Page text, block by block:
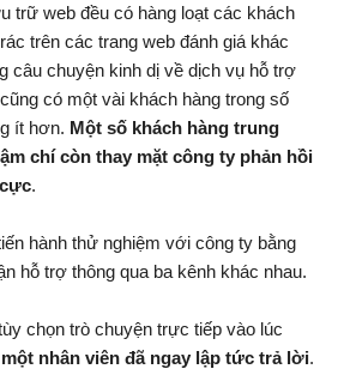
trữ web đều có hàng loạt các khách
trên các trang web đánh giá khác
câu chuyện kinh dị về dịch vụ hỗ trợ
có một vài khách hàng trong số
ít hơn. Một số khách hàng trung
chí còn thay mặt công ty phản hồi
.
hành thử nghiệm với công ty bằng
hỗ trợ thông qua ba kênh khác nhau.
chọn trò chuyện trực tiếp vào lúc
một nhân viên đã ngay lập tức trả lời.